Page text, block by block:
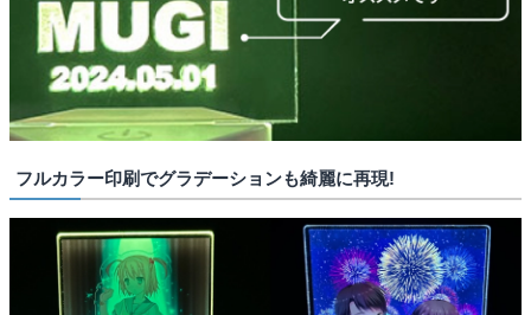
フルカラー印刷でグラデーションも綺麗に再現!